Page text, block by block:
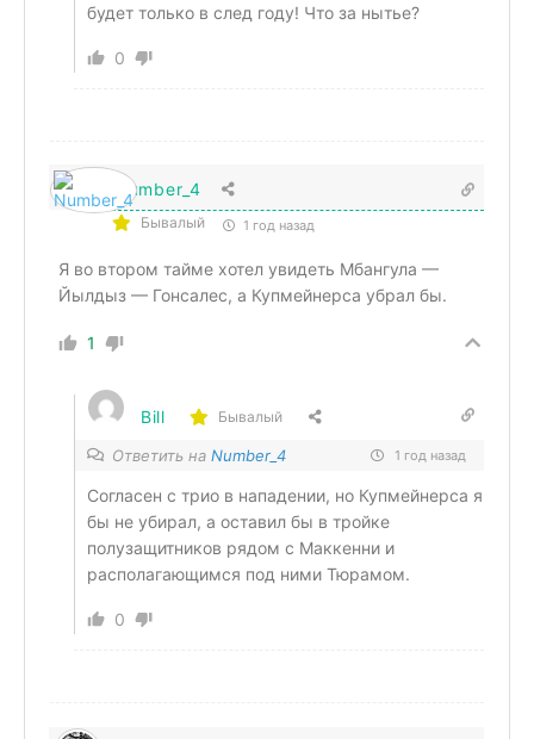
будет только в след году! Что за нытье?
0
Number_4
Бывалый 1 год назад
Я во втором тайме хотел увидеть Мбангула —
Йылдыз — Гонсалес, а Купмейнерса убрал бы.
1
Bill Бывалый
Ответить на Number_4 1 год назад
Согласен с трио в нападении, но Купмейнерса я
бы не убирал, а оставил бы в тройке
полузащитников рядом с Маккенни и
располагающимся под ними Тюрамом.
0